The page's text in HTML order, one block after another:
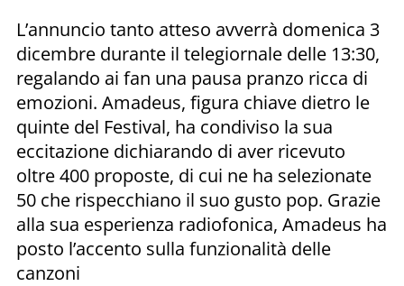
L’annuncio tanto atteso avverrà domenica 3
dicembre durante il telegiornale delle 13:30,
regalando ai fan una pausa pranzo ricca di
emozioni. Amadeus, figura chiave dietro le
quinte del Festival, ha condiviso la sua
eccitazione dichiarando di aver ricevuto
oltre 400 proposte, di cui ne ha selezionate
50 che rispecchiano il suo gusto pop. Grazie
alla sua esperienza radiofonica, Amadeus ha
posto l’accento sulla funzionalità delle
canzoni